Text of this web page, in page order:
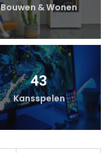
Bouwen & Wonen
43
Kansspelen